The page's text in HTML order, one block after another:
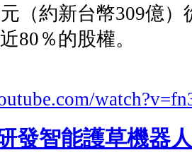
（約新台幣309億
80％的股權。
發智能護草機器